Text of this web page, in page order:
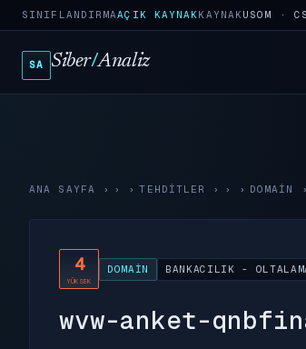
SINIFLANDIRMAAÇIK KAYNAKKAYNAKUSOM ·
SA Siber/Analiz
ANA SAYFA › TEHDITLER › DOMAIN
4
YÜKSEK
DOMAIN BANKACILIK -
wvw-anket-